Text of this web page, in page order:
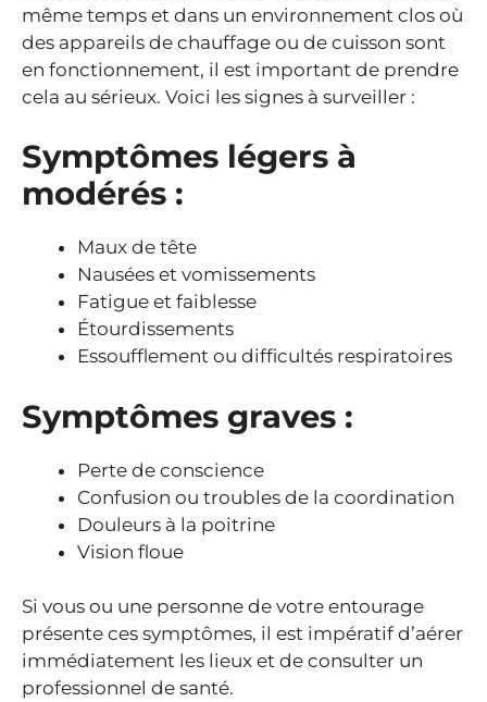
même temps et dans un environnement clos où
des appareils de chauffage ou de cuisson sont
en fonctionnement, il est important de prendre
cela au sérieux. Voici les signes à surveiller :
Symptômes légers à
modérés :
Maux de tête
Nausées et vomissements
Fatigue et faiblesse
Étourdissements
Essoufflement ou difficultés respiratoires
Symptômes graves :
Perte de conscience
Confusion ou troubles de la coordination
Douleurs à la poitrine
Vision floue
Si vous ou une personne de votre entourage
présente ces symptômes, il est impératif d’aérer
immédiatement les lieux et de consulter un
professionnel de santé.